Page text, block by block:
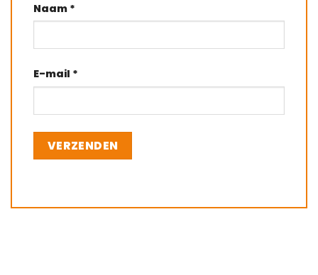
Naam *
E-mail *